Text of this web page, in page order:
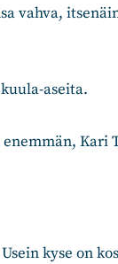
vahva,
aseita.
Kari
kyse on